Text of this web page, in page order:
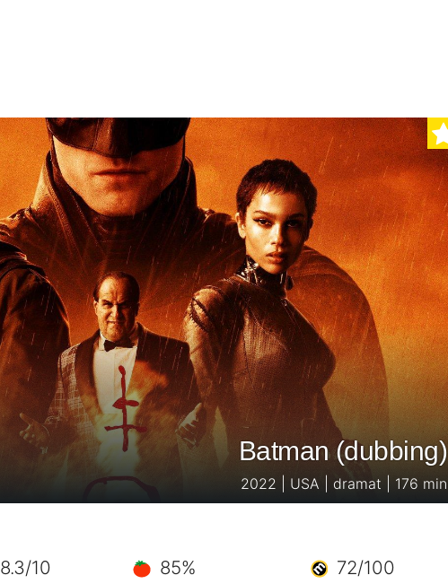
Batman (dubbing)
2022 | USA | dramat | 176 min
8.3/10 85% 72/100